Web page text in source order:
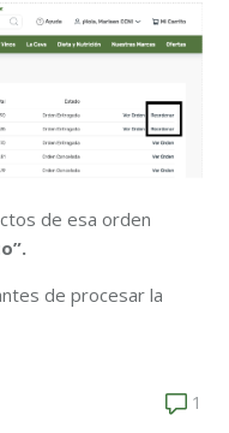
de esa orden
de procesar la
1 1